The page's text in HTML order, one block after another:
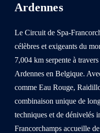
Ardennes
Le Circuit de Spa-
célèbres et exigeants du
7,004 km serpente à
Ardennes en Belgique.
comme Eau Rouge,
combinaison unique de
techniques et de dénivelés
Francorchamps accueille